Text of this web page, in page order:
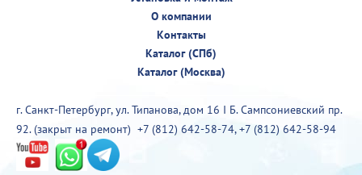
О компании
Контакты
Каталог (СПб)
Каталог (Москва)
г. Санкт-Петербург, ул. Типанова, дом 16 I Б. Сампсониевский пр.
92. (закрыт на ремонт) +7 (812) 642-58-74,+7 (812) 642-58-94